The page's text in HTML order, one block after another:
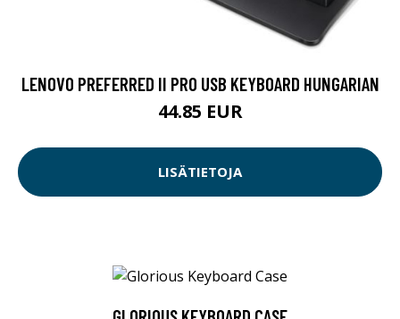
LENOVO PREFERRED II PRO USB KEYBOARD HUNGARIAN
44.85 EUR
LISÄTIETOJA